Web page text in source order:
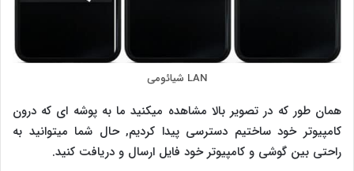
LAN شیائومی
همان طور که در تصویر بالا مشاهده میکنید ما به پوشه ای که درون
کامپیوتر خود ساختیم دسترسی پیدا کردیم, حال شما میتوانید به
راحتی بین گوشی و کامپیوتر خود فایل ارسال و دریافت کنید.